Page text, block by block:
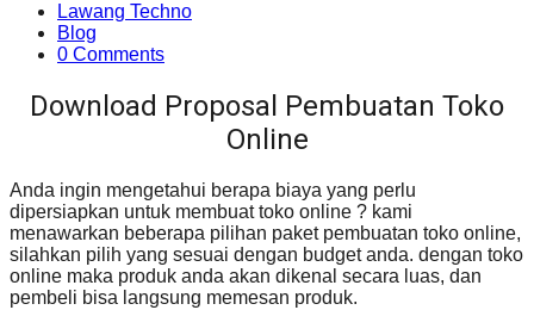
Lawang Techno
Blog
0 Comments
Download Proposal Pembuatan Toko
Online
Anda ingin mengetahui berapa biaya yang perlu
dipersiapkan untuk membuat toko online ? kami
menawarkan beberapa pilihan paket pembuatan toko online,
silahkan pilih yang sesuai dengan budget anda. dengan toko
online maka produk anda akan dikenal secara luas, dan
pembeli bisa langsung memesan produk.